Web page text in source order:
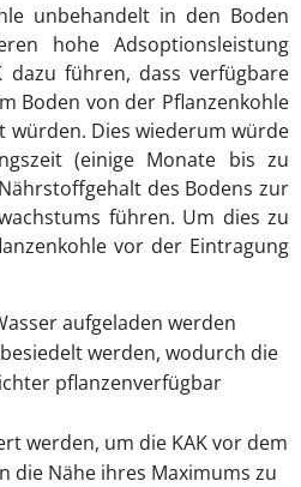
unbehandelt in den Boden
hohe Adsoptionsleistung
dazu führen, dass verfügbare
Boden von der Pflanzenkohle
Dies wiederum würde
(einige Monate bis zu
des Bodens zur
führen. Um dies zu
vor der Eintragung
aufgeladen werden
werden, wodurch die
pflanzenverfügbar
werden, um die KAK vor dem
die Nähe ihres Maximums zu